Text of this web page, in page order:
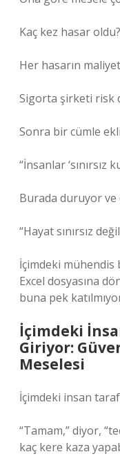
Kaç kez hasar oldu?
Her hasarın
Sigorta şirketi risk
Sonra bir cümle
“İnsanlar ‘sınırsız
Burada duruyor ve
“Hayat sınırsız
İçimdeki
Excel dosyasına
buna pek
İçimdeki
Giriyor:
Meselesi
İçimdeki insan
“Tamam,” diyor,
kaç kere kaza